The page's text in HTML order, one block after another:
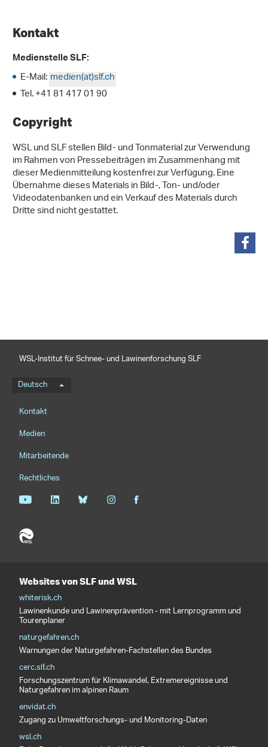
Kontakt
Medienstelle SLF:
E-Mail:medien(at)slf.ch
Tel. +41 81 417 01 90
Copyright
WSL und SLF stellen Bild- und Tonmaterial zur Verwendung
im Rahmen von Pressebeiträgen im Zusammenhang mit
dieser Medienmitteilung kostenfrei zur Verfügung. Eine
Übernahme dieses Materials in Bild-, Ton- und/oder
Videodatenbanken und ein Verkauf des Materials durch
Dritte sind nicht gestattet.
WSL-Institut für Schnee- und Lawinenforschung SLF
Sprachmenü
Deutsch
Footernavigation
Kontakt
Medien
Mitarbeitende
Rechtliches
Websites von SLF und WSL
whiterisk.ch
Lawinenkunde und Lawinenprävention - mit Lernprogramm und
Tourenplaner
naturgefahren.ch
Warnungen der Naturgefahren-Fachstellen des Bundes
cerc.slf.ch
Forschungszentrum für Klimawandel, Extremereignisse und
Naturgefahren im alpinen Raum
envidat.ch
Zugang zu Umweltforschungs- und Monitoring-Daten
wsl.ch